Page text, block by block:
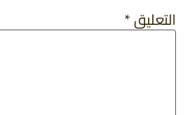
التعليق*